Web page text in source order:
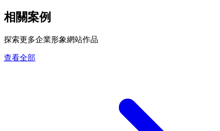
相關案例
探索更多企業形象網站作品
查看全部